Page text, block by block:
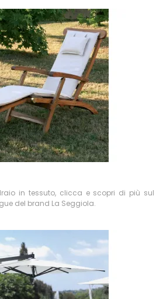
in tessuto, clicca e scopri di più sul
del brand La Seggiola.